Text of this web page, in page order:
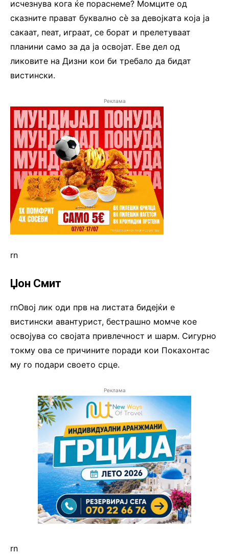
исчезнува кога ќе пораснеме? Момците од
сказните прават буквално сè за девојката која ја
сакаат, пеат, играат, се борат и прелетуваат
планини само за да ја освојат. Еве дел од
ликовите на Дизни кои би требало да бидат
вистински.
Реклама
rn
Џон Смит
rnОвој лик оди прв на листата бидејќи е
вистински авантурист, бестрашно момче кое
освојува со својата привлечност и шарм. Сигурно
токму ова се причините поради кои Покахонтас
му го подари своето срце.
Реклама
rn